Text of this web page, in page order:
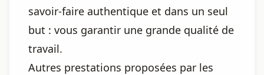
savoir-faire authentique et dans un seul
but : vous garantir une grande qualité de
travail.
Autres prestations proposées par les